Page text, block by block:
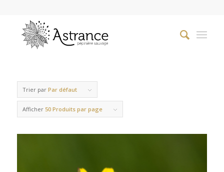
Trier par Par défaut
Afficher 50 Produits par page